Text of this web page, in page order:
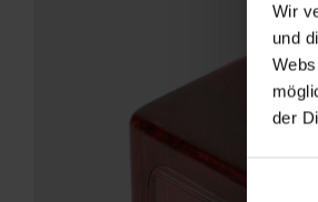
Wir
und
der